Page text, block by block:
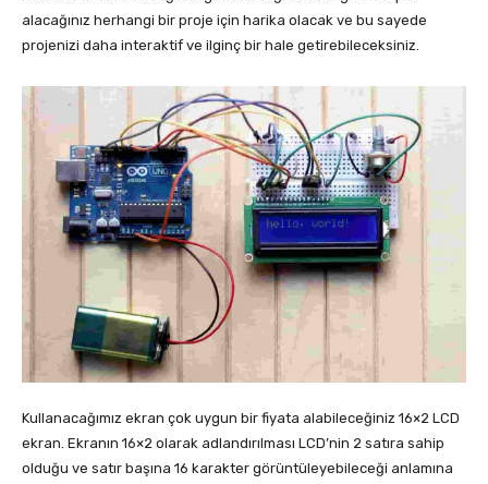
alacağınız herhangi bir proje için harika olacak ve bu sayede
projenizi daha interaktif ve ilginç bir hale getirebileceksiniz.
Kullanacağımız ekran çok uygun bir fiyata alabileceğiniz 16×2 LCD
ekran. Ekranın 16×2 olarak adlandırılması LCD’nin 2 satıra sahip
olduğu ve satır başına 16 karakter görüntüleyebileceği anlamına